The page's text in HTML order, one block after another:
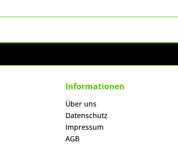
Informationen
Über uns
Datenschutz
Impressum
AGB